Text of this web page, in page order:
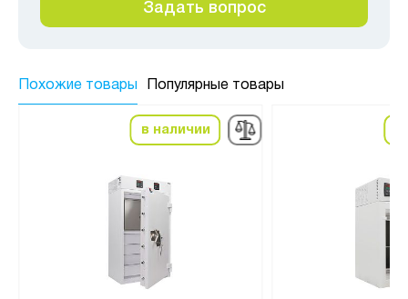
Задать вопрос
Похожие товары Популярные товары
в наличии